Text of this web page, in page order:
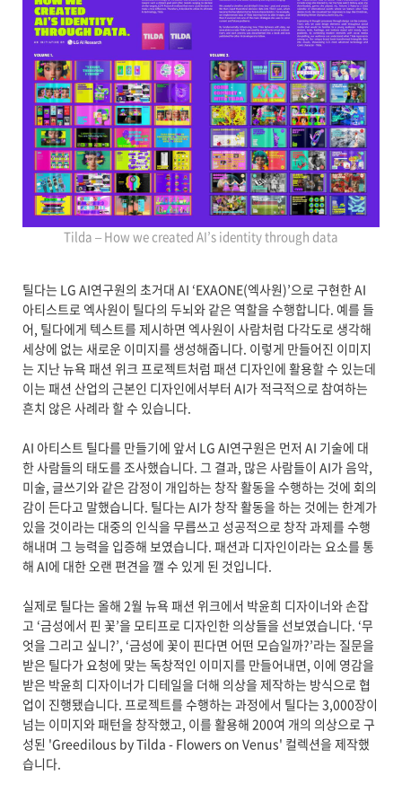
Tilda – How we created AI’s identity through data
틸다는 LG AI연구원의 초거대 AI ‘EXAONE(엑사원)’으로 구현한 AI
아티스트로 엑사원이 틸다의 두뇌와 같은 역할을 수행합니다. 예를 들
어, 틸다에게 텍스트를 제시하면 엑사원이 사람처럼 다각도로 생각해
세상에 없는 새로운 이미지를 생성해줍니다. 이렇게 만들어진 이미지
는 지난 뉴욕 패션 위크 프로젝트처럼 패션 디자인에 활용할 수 있는데
이는 패션 산업의 근본인 디자인에서부터 AI가 적극적으로 참여하는
흔치 않은 사례라 할 수 있습니다.
AI 아티스트 틸다를 만들기에 앞서 LG AI연구원은 먼저 AI 기술에 대
한 사람들의 태도를 조사했습니다. 그 결과, 많은 사람들이 AI가 음악,
미술, 글쓰기와 같은 감정이 개입하는 창작 활동을 수행하는 것에 회의
감이 든다고 말했습니다. 틸다는 AI가 창작 활동을 하는 것에는 한계가
있을 것이라는 대중의 인식을 무릅쓰고 성공적으로 창작 과제를 수행
해내며 그 능력을 입증해 보였습니다. 패션과 디자인이라는 요소를 통
해 AI에 대한 오랜 편견을 깰 수 있게 된 것입니다.
실제로 틸다는 올해 2월 뉴욕 패션 위크에서 박윤희 디자이너와 손잡
고 ‘금성에서 핀 꽃’을 모티프로 디자인한 의상들을 선보였습니다. ‘무
엇을 그리고 싶니?’, ‘금성에 꽃이 핀다면 어떤 모습일까?’라는 질문을
받은 틸다가 요청에 맞는 독창적인 이미지를 만들어내면, 이에 영감을
받은 박윤희 디자이너가 디테일을 더해 의상을 제작하는 방식으로 협
업이 진행됐습니다. 프로젝트를 수행하는 과정에서 틸다는 3,000장이
넘는 이미지와 패턴을 창작했고, 이를 활용해 200여 개의 의상으로 구
성된 'Greedilous by Tilda - Flowers on Venus' 컬렉션을 제작했
습니다.